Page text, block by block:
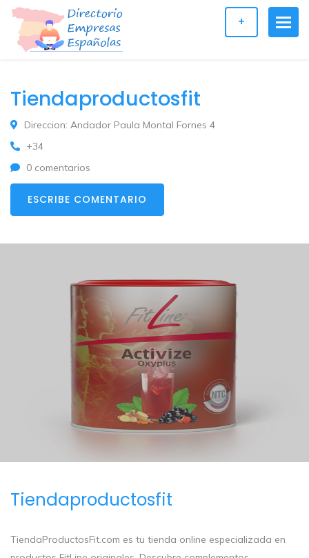
+
Tiendaproductosfit
Direccion: Andador Paula Montal Fornes 4
+34
0 comentarios
ESCRIBE COMENTARIO
Tiendaproductosfit
TiendaProductosFit.com es tu tienda online especializada en